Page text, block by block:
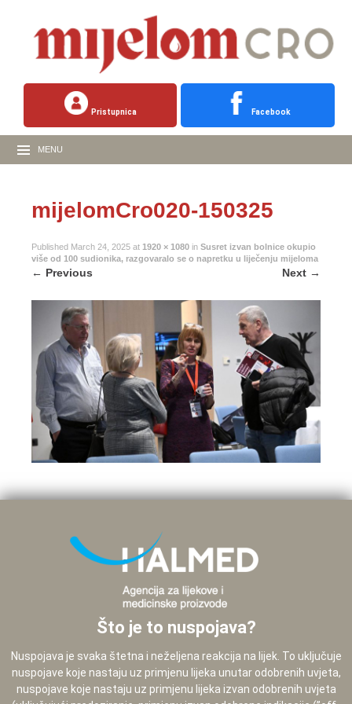
Pristupnica Facebook
MENU
mijelomCro020-150325
Published March 24, 2025 at 1920 × 1080 in Susret izvan bolnice okupio
više od 100 sudionika, razgovaralo se o napretku u liječenju mijeloma
← Previous Next →
Što je to nuspojava?
Nuspojava je svaka štetna i neželjena reakcija na lijek. To uključuje
nuspojave koje nastaju uz primjenu lijeka unutar odobrenih uvjeta,
nuspojave koje nastaju uz primjenu lijeka izvan odobrenih uvjeta